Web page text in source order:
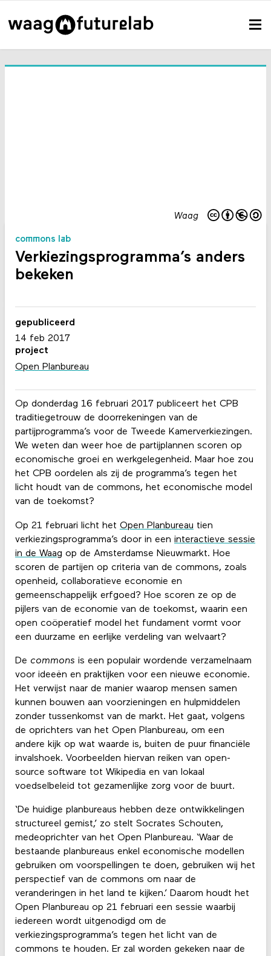
Waag
commons lab
Verkiezingsprogramma’s anders
bekeken
Op donderdag 16 februari 2017 publiceert het CPB
traditiegetrouw de doorrekeningen van de
partijprogramma’s voor de Tweede Kamerverkiezingen.
We weten dan weer hoe de partijplannen scoren op
economische groei en werkgelegenheid. Maar hoe zou
het CPB oordelen als zij de programma’s tegen het
licht houdt van de commons, het economische model
van de toekomst?
Op 21 februari licht het Open Planbureau tien
verkiezingsprogramma’s door in een interactieve sessie
in de Waag op de Amsterdamse Nieuwmarkt. Hoe
scoren de partijen op criteria van de commons, zoals
openheid, collaboratieve economie en
gemeenschappelijk erfgoed? Hoe scoren ze op de
pijlers van de economie van de toekomst, waarin een
open coöperatief model het fundament vormt voor
een duurzame en eerlijke verdeling van welvaart?
De commons is een populair wordende verzamelnaam
voor ideeën en praktijken voor een nieuwe economie.
Het verwijst naar de manier waarop mensen samen
kunnen bouwen aan voorzieningen en hulpmiddelen
zonder tussenkomst van de markt. Het gaat, volgens
de oprichters van het Open Planbureau, om een
andere kijk op wat waarde is, buiten de puur financiële
invalshoek. Voorbeelden hiervan reiken van open-
source software tot Wikipedia en van lokaal
voedselbeleid tot gezamenlijke zorg voor de buurt.
‘De huidige planbureaus hebben deze ontwikkelingen
structureel gemist,’ zo stelt Socrates Schouten,
medeoprichter van het Open Planbureau. ‘Waar de
bestaande planbureaus enkel economische modellen
gebruiken om voorspellingen te doen, gebruiken wij het
perspectief van de commons om naar de
veranderingen in het land te kijken.’ Daarom houdt het
Open Planbureau op 21 februari een sessie waarbij
iedereen wordt uitgenodigd om de
verkiezingsprogramma’s tegen het licht van de
commons te houden. Er zal worden gekeken naar de
gepubliceerd
14 feb 2017
project
Open Planbureau